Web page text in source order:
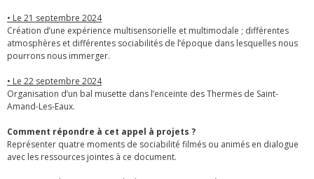
• Le 21 septembre 2024
Création d’une expérience multisensorielle et multimodale ; différentes
atmosphères et différentes sociabilités de l’époque dans lesquelles nous
pourrons nous immerger.
• Le 22 septembre 2024
Organisation d’un bal musette dans l’enceinte des Thermes de Saint-
Amand-Les-Eaux.
Comment répondre à cet appel à projets ?
Représenter quatre moments de sociabilité filmés ou animés en dialogue
avec les ressources jointes à ce document.